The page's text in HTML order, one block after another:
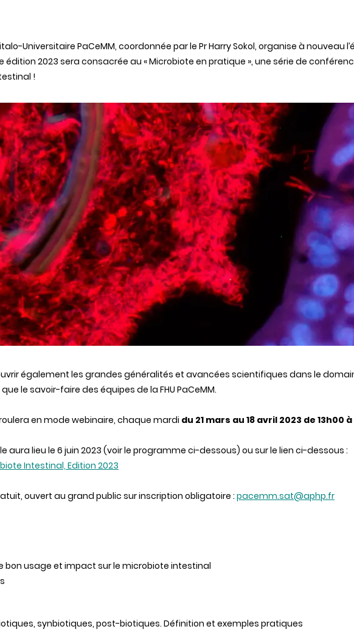
Universitaire PaCeMM, coordonnée par le Pr Harry Sokol, organise à nouveau
édition 2023 sera consacrée au « Microbiote en pratique », une série de
!
également les grandes généralités et avancées scientifiques dans le
le savoir-faire des équipes de la FHU PaCeMM.
en mode webinaire, chaque mardi du 21 mars au 18 avril 2023 de 13h00 à
aura lieu le 6 juin 2023 (voir le programme ci-dessous) ou sur le lien ci-dessous :
Intestinal, Edition 2023
ouvert au grand public sur inscription obligatoire : pacemm.sat@aphp.fr
bon usage et impact sur le microbiote intestinal
synbiotiques, post-biotiques. Définition et exemples pratiques